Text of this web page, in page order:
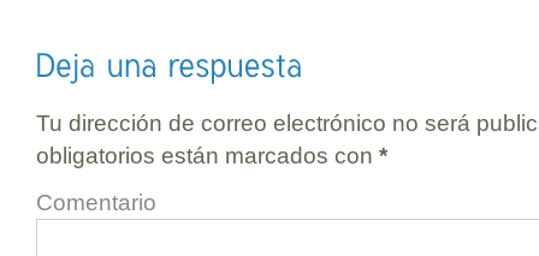
Tu dirección de correo electrónico no será
obligatorios están marcados con *
Comentario